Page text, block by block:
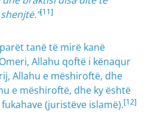
[11]
tanë të mirë kanë
Allahu qoftë i kënaqur
Allahu e mëshiroftë, dhe
e mëshiroftë, dhe ky është
(juristëve islamë).[12]